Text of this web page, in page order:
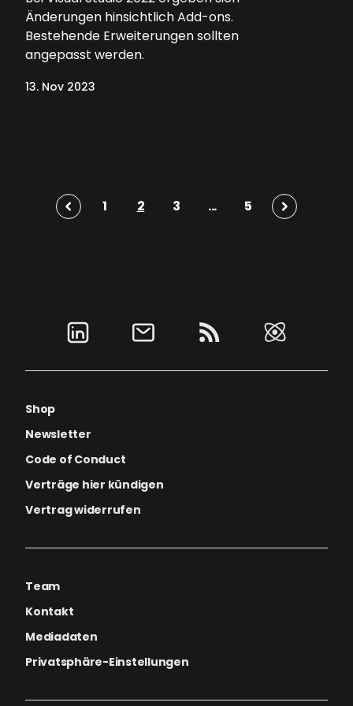
Änderungen hinsichtlich Add-ons.
Bestehende Erweiterungen sollten
angepasst werden.
13. Nov 2023
1 2 3 ... 5
Shop
Newsletter
Code of Conduct
Verträge hier kündigen
Vertrag widerrufen
Team
Kontakt
Mediadaten
Privatsphäre-Einstellungen